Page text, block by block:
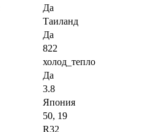
Да
Таиланд
Да
822
холод_тепло
Да
3.8
Япония
50, 19
R32